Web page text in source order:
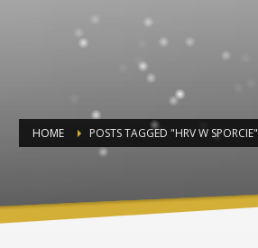
HOME POSTS TAGGED "HRV W SPORCIE"